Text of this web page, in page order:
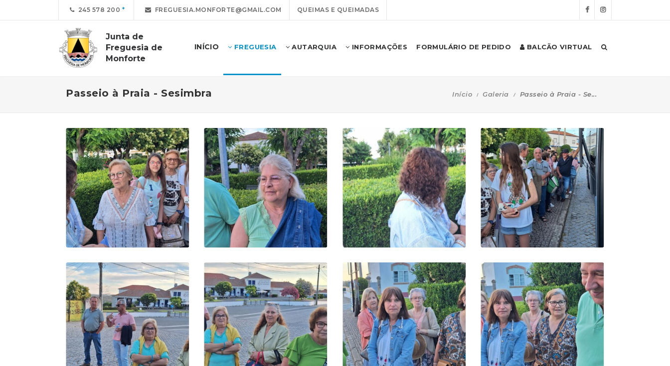
245 578 200 FREGUESIA.MONFORTE@GMAIL.COM QUEIMAS E QUEIMADAS
Junta de
Freguesia de
Monforte
INÍCIO FREGUESIA AUTARQUIA INFORMAÇÕES FORMULÁRIO DE PEDIDO BALCÃO VIRTUAL
Passeio à Praia - Sesimbra Início Galeria Passeio à Praia - Se...